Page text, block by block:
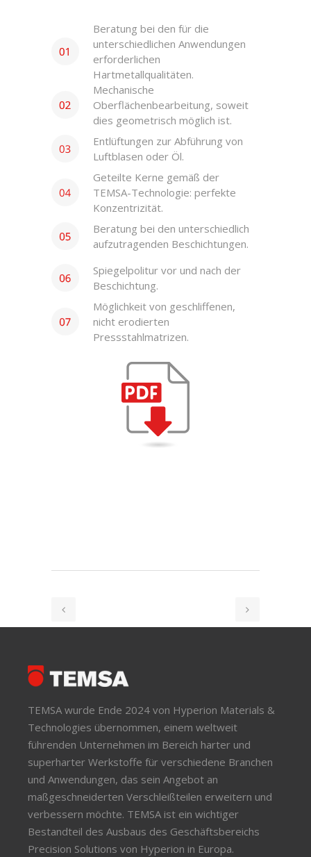
Beratung bei den für die
unterschiedlichen Anwendungen
erforderlichen
Hartmetallqualitäten.
Mechanische
Oberflächenbearbeitung, soweit
dies geometrisch möglich ist.
Entlüftungen zur Abführung von
Luftblasen oder Öl.
Geteilte Kerne gemäß der
TEMSA-Technologie: perfekte
Konzentrizität.
Beratung bei den unterschiedlich
aufzutragenden Beschichtungen.
Spiegelpolitur vor und nach der
Beschichtung.
Möglichkeit von geschliffenen,
nicht erodierten
Pressstahlmatrizen.
TEMSA wurde Ende 2024 von Hyperion Materials &
Technologies übernommen, einem weltweit
führenden Unternehmen im Bereich harter und
superharter Werkstoffe für verschiedene Branchen
und Anwendungen, das sein Angebot an
maßgeschneiderten Verschleißteilen erweitern und
verbessern möchte. TEMSA ist ein wichtiger
Bestandteil des Ausbaus des Geschäftsbereichs
Precision Solutions von Hyperion in Europa.